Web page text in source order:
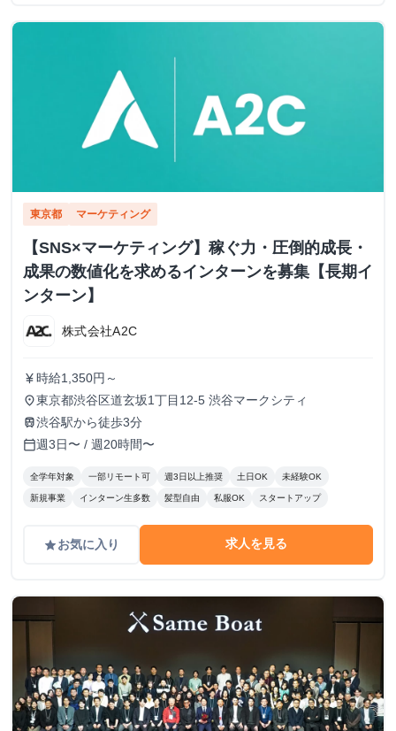
東京都 マーケティング
【SNS×マーケティング】稼ぐ力・圧倒的成長・
成果の数値化を求めるインターンを募集【長期イ
ンターン】
株式会社A2C
currency_yen 時給1,350円～
place東京都渋谷区道玄坂1丁目12-5 渋谷マークシティ
train渋谷駅から徒歩3分
calendar_today週3日〜 / 週20時間〜
全学年対象 一部リモート可 週3日以上推奨 土日OK 未経験OK
新規事業 インターン生多数 髪型自由 私服OK スタートアップ
gradeお気に入り 求人を見る